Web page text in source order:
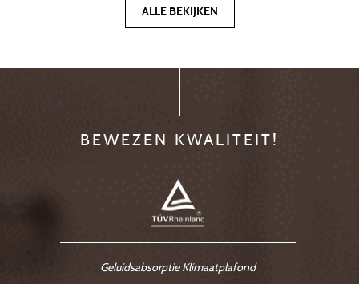
ALLE BEKIJKEN
BEWEZEN KWALITEIT!
Geluidsabsorptie Klimaatplafond